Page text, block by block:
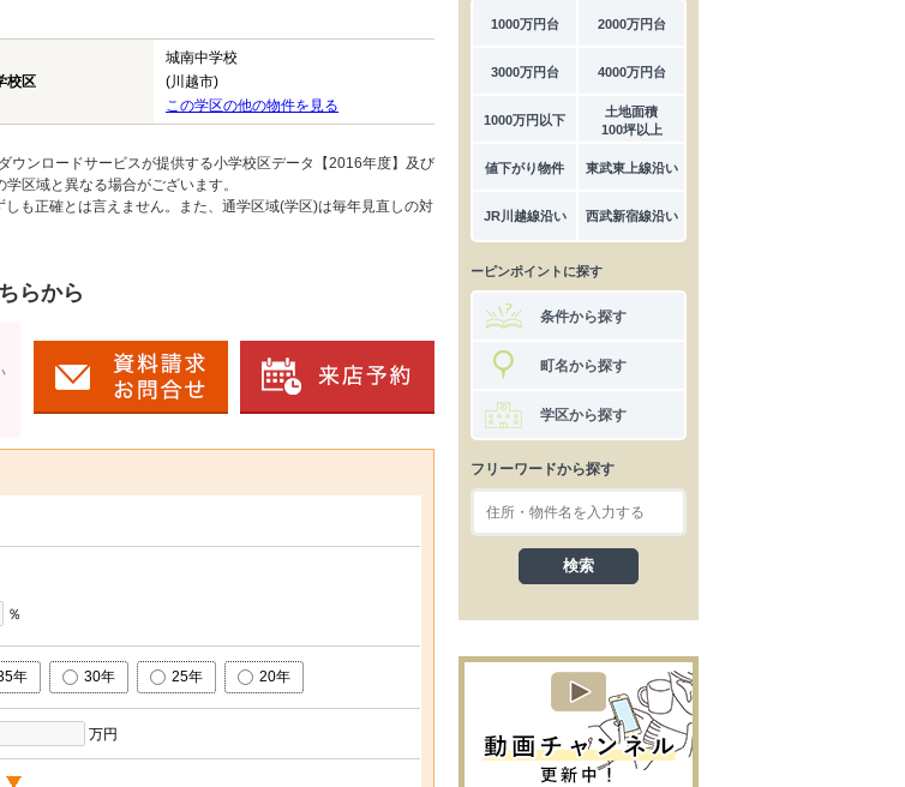
校区
城南中学校
(川越市)
この学区の他の物件を見る
ウンロードサービスが提供する小学校区データ【2016年度】及び
区域と異なる場合がございます。
も正確とは言えません。また、通学区域(学区)は毎年見直しの対
らから
％
年 30年 25年 20年
万円
1000万円台 2000万円台
3000万円台 4000万円台
1000万円以下
土地面積
100坪以上
値下がり物件 東武東上線沿い
JR川越線沿い 西武新宿線沿い
ーピンポイントに探す
条件から探す
町名から探す
学区から探す
フリーワードから探す